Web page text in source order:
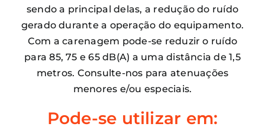
sendo a principal delas, a redução do ruído
gerado durante a operação do equipamento.
Com a carenagem pode-se reduzir o ruído
para 85, 75 e 65 dB(A) a uma distância de 1,5
metros. Consulte-nos para atenuações
menores e/ou especiais.
Pode-se utilizar em: